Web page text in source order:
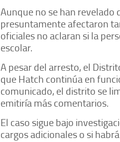
Aunque no se han revelado
presuntamente afectaron
oficiales no aclaran si la
escolar.
A pesar del arresto, el
que Hatch continúa en
comunicado, el distrito se
emitiría más comentarios.
El caso sigue bajo
cargos adicionales o si